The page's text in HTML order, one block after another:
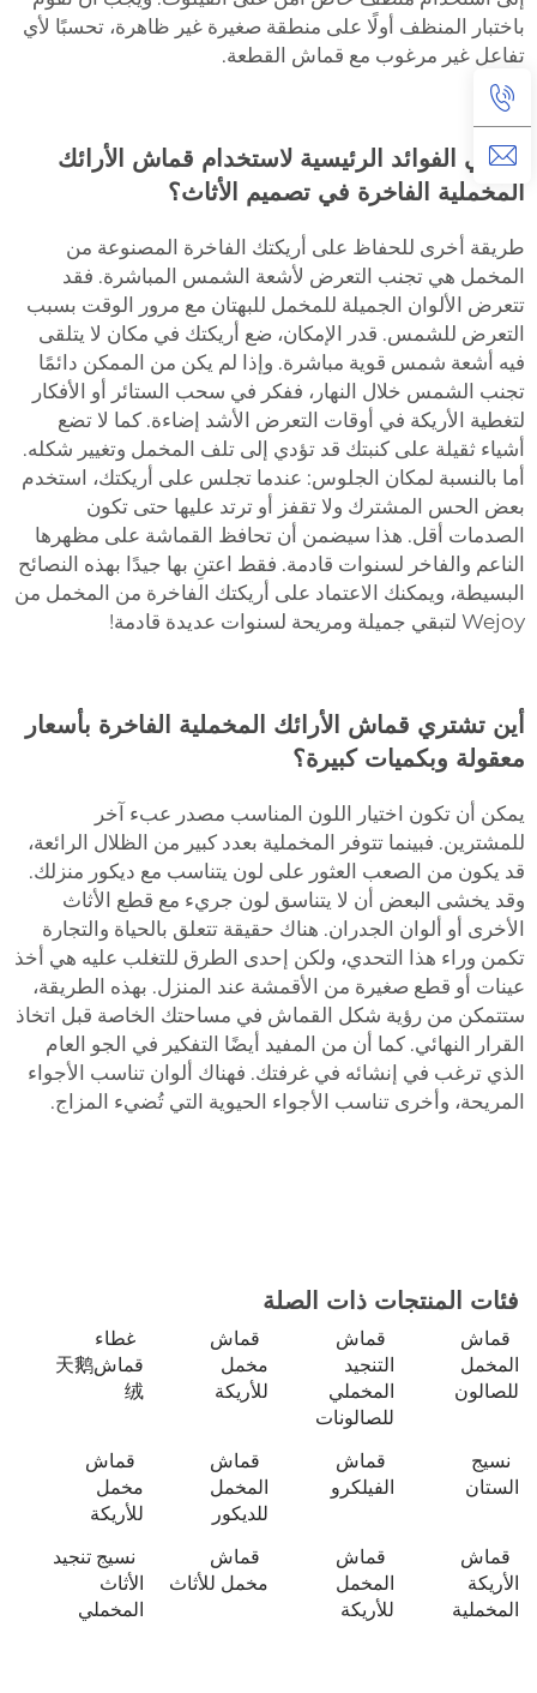
باختبار المنظف أولًا على منطقة صغيرة غير ظاهرة، تحسبًا لأي
تفاعل غير مرغوب مع قماش القطعة.
ما هي الفوائد الرئيسية لاستخدام قماش الأرائك
المخملية الفاخرة في تصميم الأثاث؟
طريقة أخرى للحفاظ على أريكتك الفاخرة المصنوعة من
المخمل هي تجنب التعرض لأشعة الشمس المباشرة. فقد
تتعرض الألوان الجميلة للمخمل للبهتان مع مرور الوقت بسبب
التعرض للشمس. قدر الإمكان، ضع أريكتك في مكان لا يتلقى
فيه أشعة شمس قوية مباشرة. وإذا لم يكن من الممكن دائمًا
تجنب الشمس خلال النهار، ففكر في سحب الستائر أو الأفكار
لتغطية الأريكة في أوقات التعرض الأشد إضاءة. كما لا تضع
أشياء ثقيلة على كنبتك قد تؤدي إلى تلف المخمل وتغيير شكله.
أما بالنسبة لمكان الجلوس: عندما تجلس على أريكتك، استخدم
بعض الحس المشترك ولا تقفز أو ترتد عليها حتى تكون
الصدمات أقل. هذا سيضمن أن تحافظ القماشة على مظهرها
الناعم والفاخر لسنوات قادمة. فقط اعتنِ بها جيدًا بهذه النصائح
البسيطة، ويمكنك الاعتماد على أريكتك الفاخرة من المخمل من
Wejoy لتبقي جميلة ومريحة لسنوات عديدة قادمة!
أين تشتري قماش الأرائك المخملية الفاخرة بأسعار
معقولة وبكميات كبيرة؟
يمكن أن تكون اختيار اللون المناسب مصدر عبء آخر
للمشترين. فبينما تتوفر المخملية بعدد كبير من الظلال الرائعة،
قد يكون من الصعب العثور على لون يتناسب مع ديكور منزلك.
وقد يخشى البعض أن لا يتناسق لون جريء مع قطع الأثاث
الأخرى أو ألوان الجدران. هناك حقيقة تتعلق بالحياة والتجارة
تكمن وراء هذا التحدي، ولكن إحدى الطرق للتغلب عليه هي أخذ
عينات أو قطع صغيرة من الأقمشة عند المنزل. بهذه الطريقة،
ستتمكن من رؤية شكل القماش في مساحتك الخاصة قبل اتخاذ
القرار النهائي. كما أن من المفيد أيضًا التفكير في الجو العام
الذي ترغب في إنشائه في غرفتك. فهناك ألوان تناسب الأجواء
المريحة، وأخرى تناسب الأجواء الحيوية التي تُضيء المزاج.
فئات المنتجات ذات الصلة
قماش
المخمل
للصالون
قماش
التنجيد
المخملي
للصالونات
قماش
مخمل
للأريكة
غطاء
قماش天鹅
绒
نسيج
الستان
قماش
الفيلكرو
قماش
المخمل
للديكور
قماش
مخمل
للأريكة
قماش
الأريكة
المخملية
قماش
المخمل
للأريكة
قماش
مخمل للأثاث
نسيج تنجيد
الأثاث
المخملي